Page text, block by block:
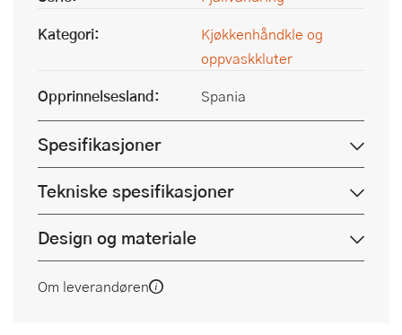
Kategori:
Kjøkkenhåndkle og
oppvaskkluter
Opprinnelsesland:
Spania
Spesifikasjoner
Tekniske spesifikasjoner
Design og materiale
Om leverandøren